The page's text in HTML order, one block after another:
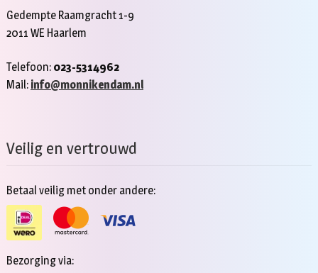
Gedempte Raamgracht 1-9
2011 WE Haarlem
Telefoon: 023-5314962
Mail: info@monnikendam.nl
Veilig en vertrouwd
Betaal veilig met onder andere:
Bezorging via: